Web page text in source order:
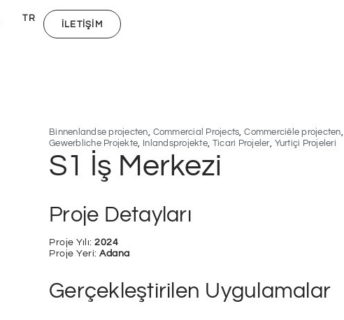
TR
NL
İLETIŞIM
Binnenlandse projecten, Commercial Projects, Commerciële projecten,
Gewerbliche Projekte, Inlandsprojekte, Ticari Projeler, Yurtiçi Projeleri
S1 İş Merkezi
Proje Detayları
Proje Yılı: 2024
Proje Yeri: Adana
Gerçekleştirilen Uygulamalar